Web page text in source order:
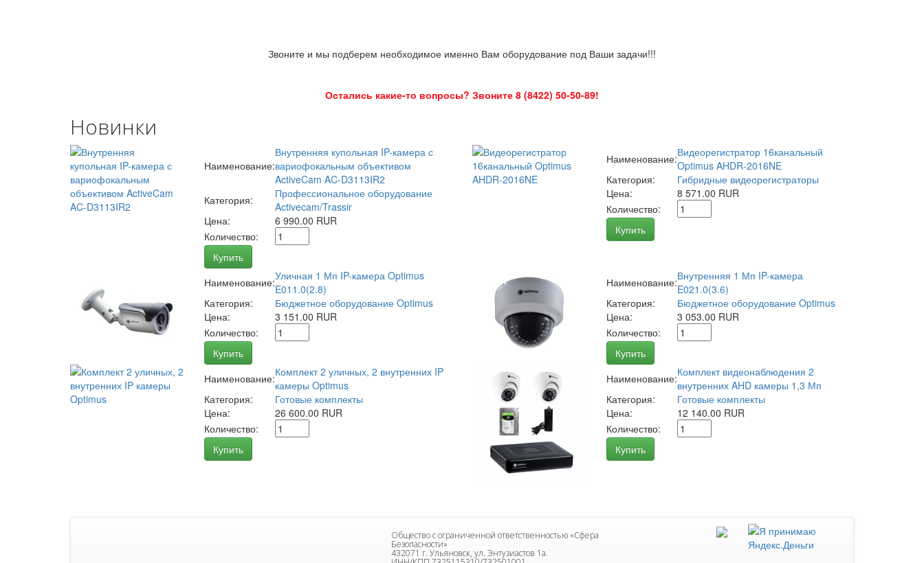
Звоните и мы подберем необходимое именно Вам оборудование под Ваши задачи!!!
Остались какие-то вопросы? Звоните 8 (8422) 50-50-89!
Новинки
Наименование:
Внутренняя купольная IP-камера с
вариофокальным объективом
ActiveCam AC-D3113IR2
Категория:
Профессиональное оборудование
Activecam/Trassir
Цена:
6 990.00 RUR
Количество:
Купить
Наименование:Видеорегистратор 16канальный
Optimus AHDR-2016NE
Категория:
Гибридные видеорегистраторы
Цена:
8 571.00 RUR
Количество:
Купить
Наименование:Уличная 1 Мп IP-камера Optimus
E011.0(2.8)
Категория:
Бюджетное оборудование Optimus
Цена:
3 151.00 RUR
Количество:
Купить
Наименование:Внутренняя 1 Мп IP-камера
E021.0(3.6)
Категория:
Бюджетное оборудование Optimus
Цена:
3 053.00 RUR
Количество:
Купить
Наименование:Комплект 2 уличных, 2 внутренних IP
камеры Optimus
Категория:
Готовые комплекты
Цена:
26 600.00 RUR
Количество:
Купить
Наименование:Комплект видеонаблюдения 2
внутренних AHD камеры 1,3 Мп
Категория:
Готовые комплекты
Цена:
12 140.00 RUR
Количество:
Купить
Общество с ограниченной ответственностью «Сфера
Безопасности»
432071 г. Ульяновск, ул. Энтузиастов 1а.